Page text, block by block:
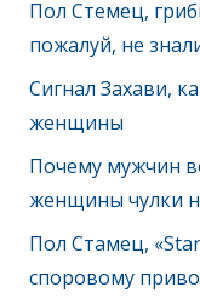
Пол Стемец,
пожалуй, не
Сигнал Захави,
женщины
Почему мужчин
женщины чулки
Пол Стамец,
споровому